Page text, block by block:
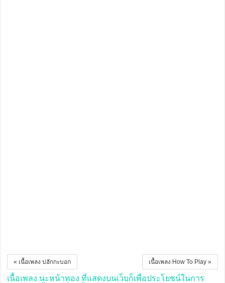
เนื้อเพลง How To Play »
« เนื้อเพลง บ่ฮักกะบอก
เนื้อเพลง นะหน้าทอง ที่แสดงบนเว็บก็เพื่อประโยชน์ในการ